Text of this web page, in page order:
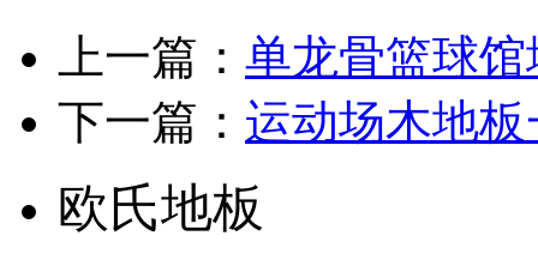
上一篇： 单龙骨篮球
下一篇： 运动场木地
欧氏地板